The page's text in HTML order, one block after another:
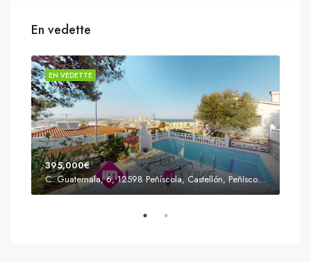
En vedette
EN VEDETTE
395,000€
C. Guatemala, 6, 12598 Peñíscola, Castellón, Peñíscola, Communauté valencienne